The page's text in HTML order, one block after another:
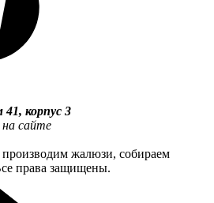
41, корпус 3
сайте
жалюзи, собираем
права защищены.